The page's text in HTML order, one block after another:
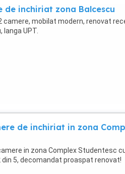
de inchiriat zona Balcescu
camere, mobilat modern, renovat
langa UPT.
de inchiriat in zona
in zona Complex Studentesc
5, decomandat proaspat renovat!